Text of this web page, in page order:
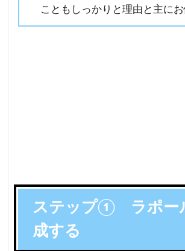
こともしっかりと理由と主に
ステップ① ラポー
成する